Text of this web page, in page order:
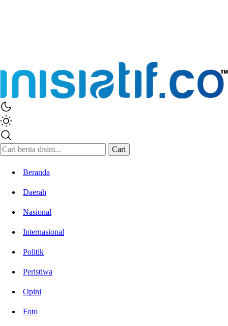
Inisiatif.co
Stay Connected Stay Informed
Cari
Beranda
Daerah
Nasional
Internasional
Politik
Peristiwa
Opini
Foto